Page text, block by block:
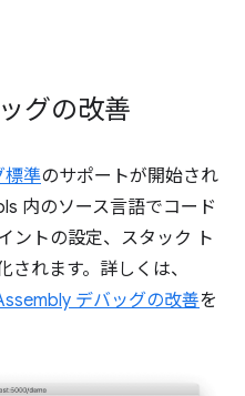
グの改善
標準のサポートが開始され
内のソース言語でコード
ントの設定、スタック ト
れます。詳しくは、
デバッグの改善を